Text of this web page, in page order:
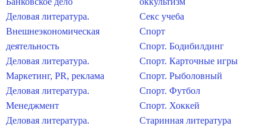
Деловая литература.
Внешнеэкономическая
деятельность
Деловая литература.
Маркетинг, PR, реклама
Деловая литература.
Менеджмент
Деловая литература.
Секс учеба
Спорт
Спорт. Бодибилдинг
Спорт. Карточные игры
Спорт. Рыболовный
Спорт. Футбол
Спорт. Хоккей
Старинная литература